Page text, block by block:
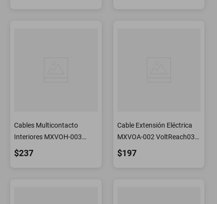
Cables Multicontacto
Interiores MXVOH-003
VoltReach04 Multicontacto
$237
Cable Extensión Eléctrica
MXVOA-002 VoltReach03
Cable Extensión Varios
$197